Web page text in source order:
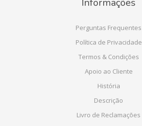
Informações
Perguntas Frequentes
Política de Privacidade
Termos & Condições
Apoio ao Cliente
História
Descrição
Livro de Reclamações